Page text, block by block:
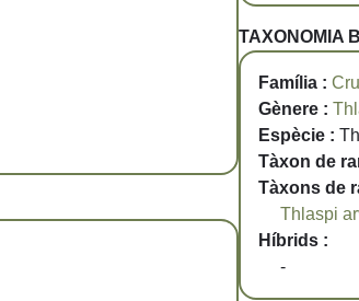
TAXONOMIA
Família :
Gènere :
Espècie :
Tàxon de
Tàxons de
Thlaspi
Híbrids :
-